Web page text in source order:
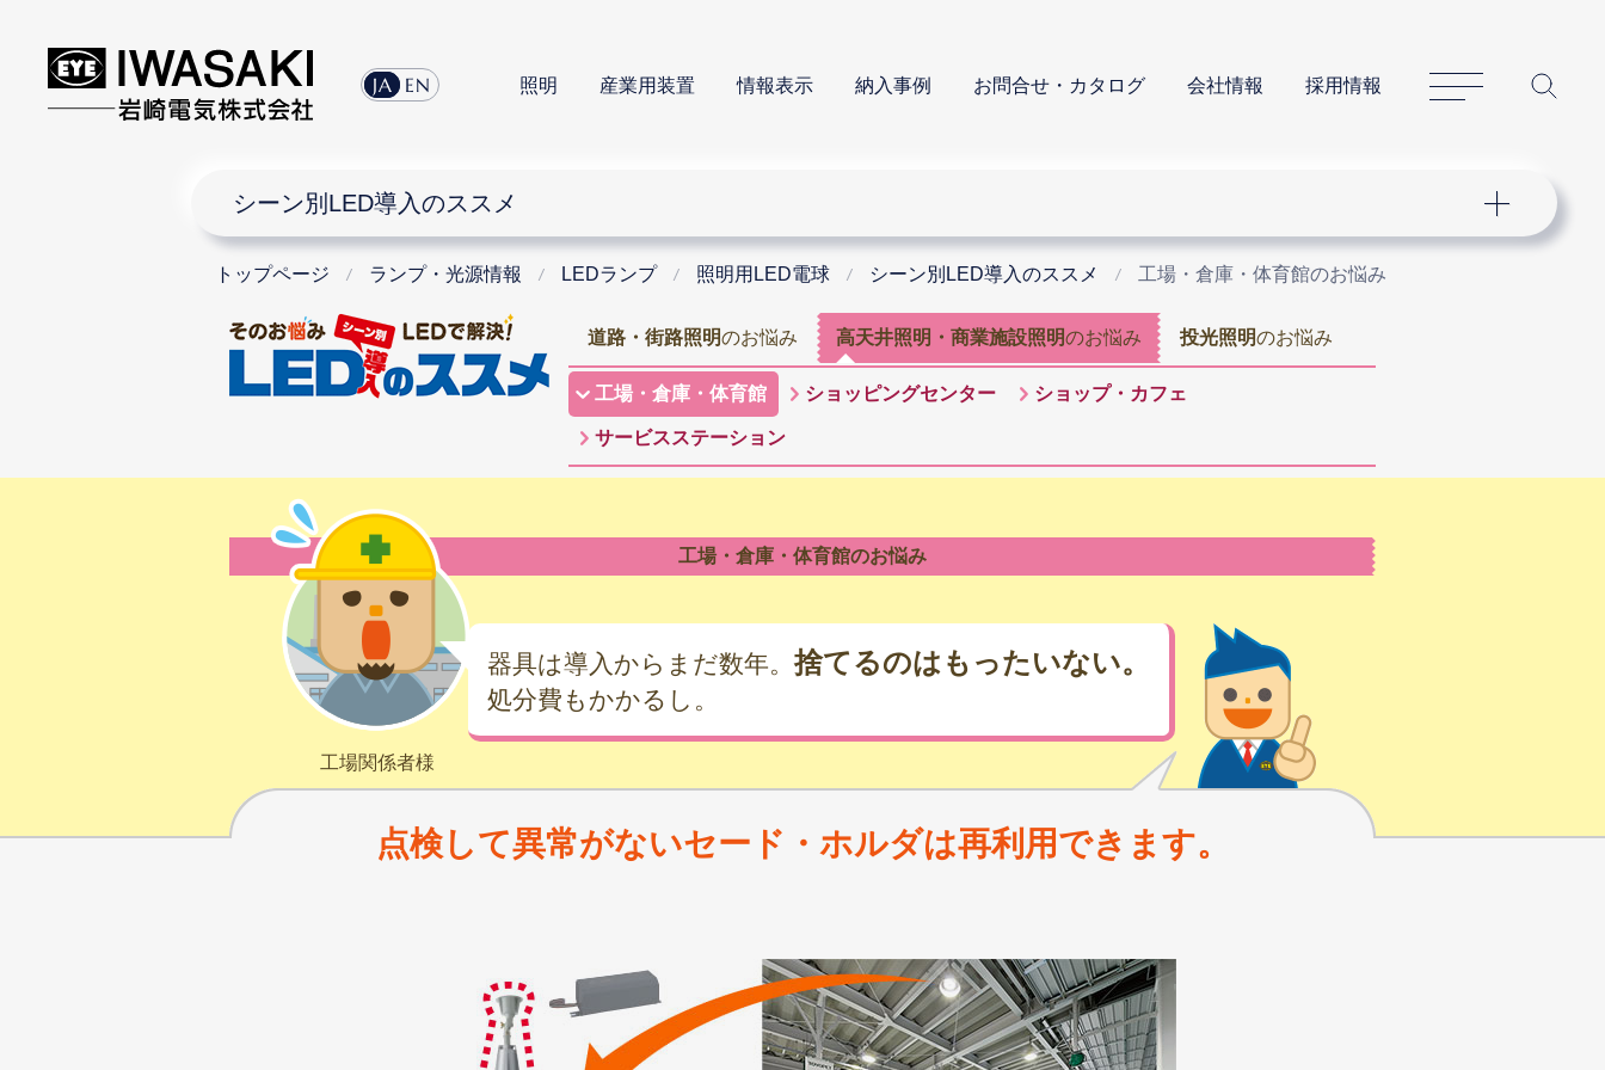
JA EN 照明 産業用装置 情報表示 納入事例 お問合せ・カタログ 会社情報 採用情報
サイトマップ
シーン別LED導入のススメ
トップページ ランプ・光源情報 LEDランプ 照明用LED電球 シーン別LED導入のススメ 工場・倉庫・体育館のお悩み
道路・街路照明のお悩み 高天井照明・商業施設照明のお悩み
工場・倉庫・体育館 ショッピングセンター ショップ・カフェ
サービスステーション
投光照明のお悩み
工場・倉庫・体育館のお悩み
器具は導入からまだ数年。 捨てるのはもったいない。
処分費もかかるし。
工場関係者様
点検して異常がないセード・ホルダは再利用できます。